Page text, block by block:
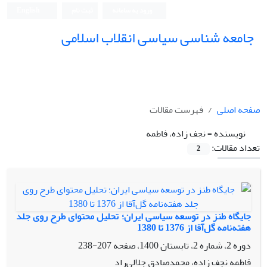
جامعه شناسی سیاسی انقلاب اسلامی
صفحه اصلی
فهرست مقالات
نویسنده =نجف زاده، فاطمه
تعداد مقالات:
2
جایگاه طنز در توسعه سیاسی ایران؛ تحلیل محتوای طرح روی جلد
هفته‌نامه گل‌آقا از 1376 تا 1380
دوره 2، شماره 2، تابستان 1400، صفحه
207-238
فاطمه نجف زاده، محمدصادق جلالی‌راد